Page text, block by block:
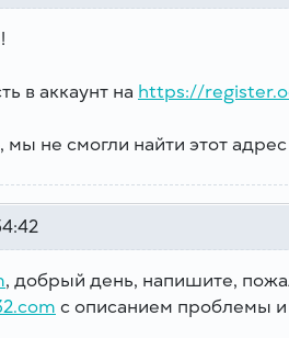
в аккаунт на https://
не смогли найти этот
, добрый день, напишите,
с описанием проблемы и